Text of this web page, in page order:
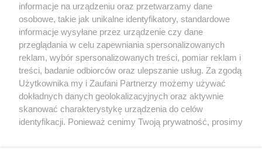
Poszkodowani kibice z GP Las Vegas 2023
otrzymają częściowy zwrot pieniędzy
Polityka prywatności © 2004 - 2026 GPmedia
Kopiowanie treści bez
zgody autorów zabronione.
Serwis internetowy, z którego korzystasz, używa plików
cookies. Są to pliki instalowane w urządzeniach
końcowych osób korzystających z serwisu, w celu
administrowania serwisem, poprawy jakości
świadczonych usług w tym dostosowania treści serwisu
informacje na urządzeniu oraz przetwarzamy dane
osobowe, takie jak unikalne identyfikatory, standardowe
informacje wysyłane przez urządzenie czy dane
przeglądania w celu zapewniania spersonalizowanych
reklam, wybór spersonalizowanych treści, pomiar reklam i
treści, badanie odbiorców oraz ulepszanie usług. Za zgodą
Użytkownika my i Zaufani Partnerzy możemy używać
dokładnych danych geolokalizacyjnych oraz aktywnie
skanować charakterystykę urządzenia do celów
identyfikacji. Ponieważ cenimy Twoją prywatność, prosimy